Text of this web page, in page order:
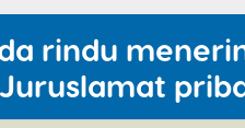
rindu